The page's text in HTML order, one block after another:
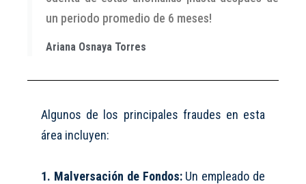
un periodo promedio de 6 meses!
Ariana Osnaya Torres
Algunos de los principales fraudes en esta
área incluyen:
1. Malversación de Fondos:Un empleado de